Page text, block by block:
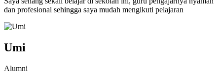
dan profesional sehingga saya mudah mengikuti pelajaran
Umi
Alumni